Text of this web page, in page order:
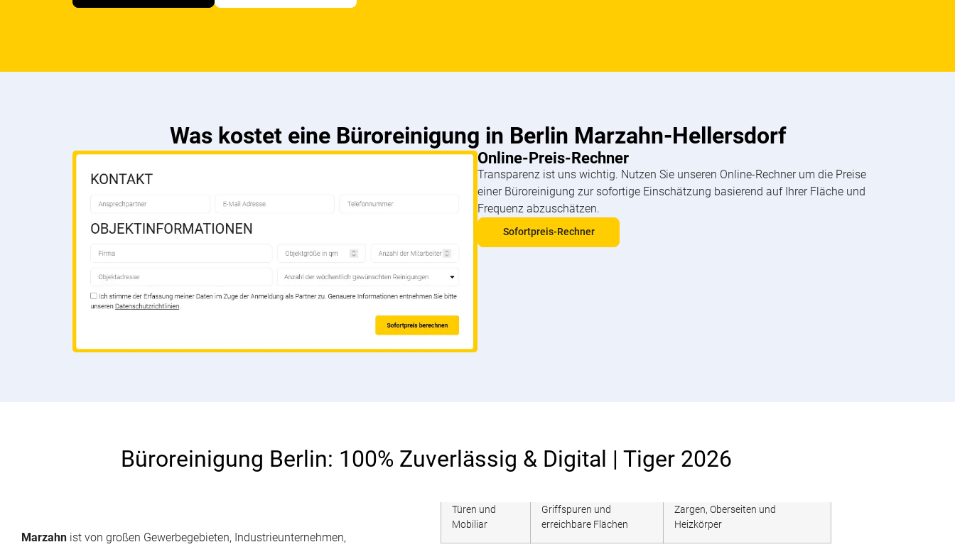
Was kostet eine Büroreinigung in Berlin Marzahn-Hellersdorf
Online-Preis-Rechner
Transparenz ist uns wichtig. Nutzen Sie unseren Online-Rechner um die Preise
einer Büroreinigung zur sofortige Einschätzung basierend auf Ihrer Fläche und
Frequenz abzuschätzen.
Sofortpreis-Rechner
Büroreinigung Berlin: 100% Zuverlässig & Digital | Tiger 2026
Marzahn ist von großen Gewerbegebieten, Industrieunternehmen,
Türen und
Mobiliar
Griffspuren und
erreichbare Flächen
Zargen, Oberseiten und
Heizkörper